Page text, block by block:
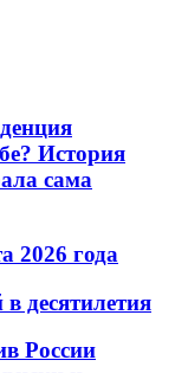
История
сама
2026 года
десятилетия
России